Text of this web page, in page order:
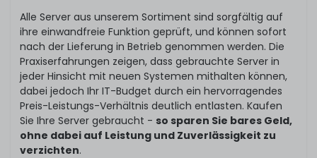
Alle Server aus unserem Sortiment sind sorgfältig auf
ihre einwandfreie Funktion geprüft, und können sofort
nach der Lieferung in Betrieb genommen werden. Die
Praxiserfahrungen zeigen, dass gebrauchte Server in
jeder Hinsicht mit neuen Systemen mithalten können,
dabei jedoch Ihr IT-Budget durch ein hervorragendes
Preis-Leistungs-Verhältnis deutlich entlasten. Kaufen
Sie Ihre Server gebraucht - so sparen Sie bares Geld,
ohne dabei auf Leistung und Zuverlässigkeit zu
verzichten.